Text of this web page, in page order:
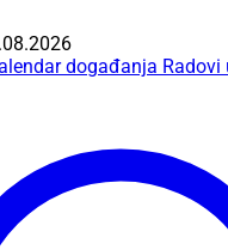
događanja Radovi